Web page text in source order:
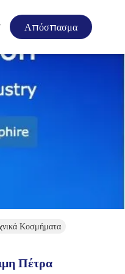
Απόσπασμα
Κοσμήματα
Πέτρα